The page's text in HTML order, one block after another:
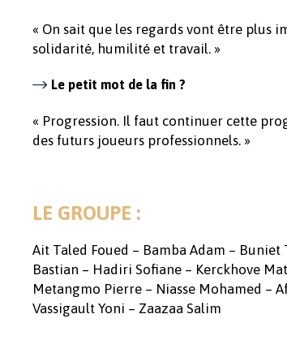
« On sait que les regards vont être plus
solidarité, humilité et travail. »
Le petit mot de la fin ?
« Progression. Il faut continuer cette
des futurs joueurs professionnels. »
LE GROUPE :
Ait Taled Foued – Bamba Adam –
Bastian – Hadiri Sofiane – Kerckhove
Metangmo Pierre – Niasse Mohamed –
Vassigault Yoni – Zaazaa Salim